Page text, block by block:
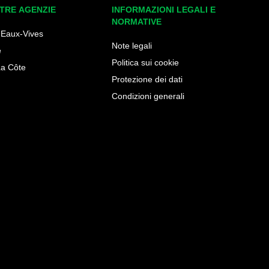
AGENZIE
Vives
Côte
INFORMAZIONI LEGALI E
NORMATIVE
Note legali
Politica sui cookie
Protezione dei dati
Condizioni generali